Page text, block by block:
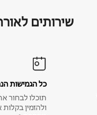
שירותים
כל הגמישות
תוכלו לבחור
ולהזמין בקלות